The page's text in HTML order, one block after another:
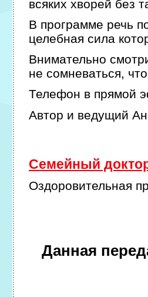
всяких хворей без
В программе речь
целебная сила
Внимательно
не сомневаться,
Телефон в прямой
Автор и ведущий
Семейный
Оздоровительная
Данная